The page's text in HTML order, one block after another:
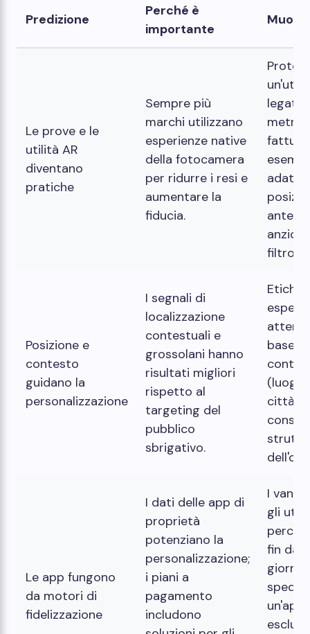
Predizione
Perché è
importante
Le prove e le
utilità AR
diventano
pratiche
Sempre più
marchi utilizzano
esperienze native
della fotocamera
per ridurre i resi e
aumentare la
fiducia.
legata
filtro
Posizione e
contesto
guidano la
personalizzazione
I segnali di
localizzazione
contestuali e
grossolani hanno
risultati migliori
rispetto al
targeting del
pubblico
sbrigativo.
base al
città)
Le app fungono
da motori di
fidelizzazione
I dati delle app di
proprietà
potenziano la
personalizzazione;
i piani a
pagamento
includono
I
gli
fin dal
giorno
un'app